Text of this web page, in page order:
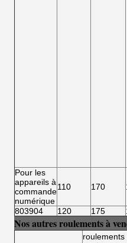
Pour les
appareils à
commande
numérique
110 170
803904 120 175
Nos autres roulements à